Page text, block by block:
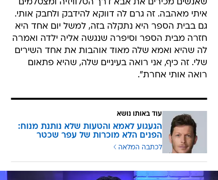
שאנשים מכירים את אבא דרך הטלוויזיה ומצטלמים
איתי מאהבה. זה גרם לה דווקא להידבק ולחבק אותי.
גם בבית הספר היא נתקלה בזה, למשל יום אחד היא
חזרה מבית הספר וסיפרה שנגשה אליה ילדה ואמרה
לה שהיא ואמא שלה מאוד אוהבות את אחד השירים
שלי. זה כיף, אני רואה בעיניים שלה, שהיא פתאום
רואה אותי אחרת".
עוד באותו נושא
הגעגוע לאמא והטעות שלא נותנת מנוח:
הפנים הלא מוכרות של עפר שכטר
לכתבה המלאה